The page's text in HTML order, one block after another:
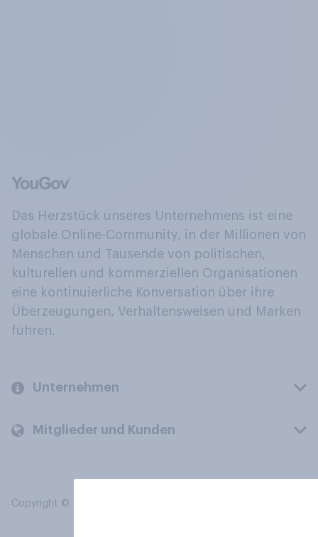
Das Herzstück unseres Unternehmens ist eine
globale Online-Community, in der Millionen von
Menschen und Tausende von politischen,
kulturellen und kommerziellen Organisationen
eine kontinuierliche Konversation über ihre
Überzeugungen, Verhaltensweisen und Marken
führen.
Unternehmen
Mitglieder und Kunden
Copyright © 2026 YouGov PLC. Alle Rechte vorbehalten.